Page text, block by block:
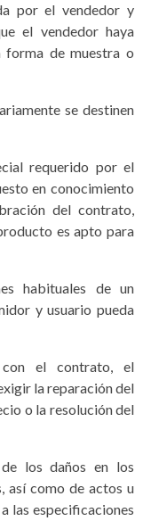
por el vendedor y
el vendedor haya
forma de muestra o
se destinen
requerido por el
en conocimiento
del contrato,
es apto para
habituales de un
y usuario pueda
el contrato, el
la reparación del
o la resolución del
los daños en los
así como de actos u
las especificaciones